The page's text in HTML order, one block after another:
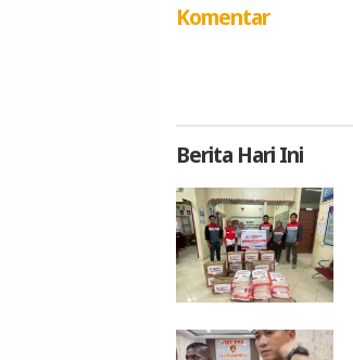
Komentar
Berita Hari Ini